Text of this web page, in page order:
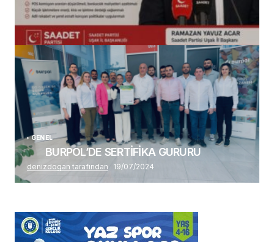
(başlıksız)
Alaattin Karahan tarafından 14/07/2026
GENEL
BURPOL’DE SERTİFİKA GURURU
denizdogan tarafından 19/07/2024